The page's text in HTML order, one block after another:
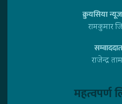
क्रुयसिया
रामकुमार
राजेन्द्र
महत्वपर्ण